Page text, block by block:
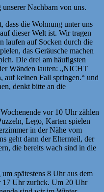
Nachbarn von uns.
dass die Wohnung unter uns
dieser Welt ist. Wir tragen
laufen auf Socken durch die
das Geräusche machen
Die drei am häufigsten
Wänden lauten: „NICHT
keinen Fall springen.“ und
denkt bitte an die
vor 10 Uhr zählen
Lego, Karten spielen
in der Nähe vom
geht dann der Elternteil, der
die bereits wach sind in die
spätestens 8 Uhr aus dem
17 Uhr zurück. Um 20 Uhr